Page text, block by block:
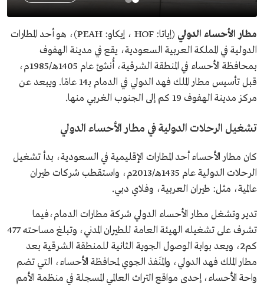
مطار الأحساء الدولي
(إياتا: HOF ، إيكاو: PEAH)، هو أحد المطارات
الدولية في المملكة العربية السعودية، يقع في مدينة الهفوف
بمحافظة الأحساء في المنطقة الشرقية، أُنشئ عام 1405هـ/1985م،
قبل تأسيس مطار الملك فهد الدولي في الدمام بـ14 عامًا. ويبعد عن
مركز مدينة الهفوف 19 كم إلى الجنوب الغربي منها.
تشغيل الرحلات الدولية في مطار الأحساء الدولي
كان مطار الأحساء أحد المطارات الإقليمية في السعودية، بدأ تشغيل
الرحلات الدولية عام 1435هـ/2013م، واستقطب شركات طيران
عالمية، مثل: طيران العربية، وفلاي دبي.
تدير وتشغل مطار الأحساء الدولي شركة مطارات الدمام،فيما
تشرف على تشغيله الهيئة العامة للطيران المدني، وتبلغ مساحته 477
كم2، ويعد بوابة الوصول الجوية الثانية للمنطقة الشرقية بعد
مطار الملك فهد الدولي، والمَنفذ الجوي لمحافظة الأحساء، التي تضم
واحة الأحساء، إحدى مواقع التراث العالمي المسجلة في منظمة الأمم